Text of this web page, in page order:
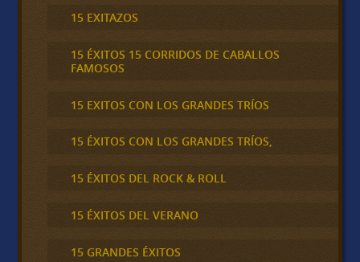
15 EXITAZOS
15 ÉXITOS 15 CORRIDOS DE CABALLOS
FAMOSOS
15 EXITOS CON LOS GRANDES TRÍOS
15 ÉXITOS CON LOS GRANDES TRÍOS,
15 ÉXITOS DEL ROCK & ROLL
15 ÉXITOS DEL VERANO
15 GRANDES ÉXITOS